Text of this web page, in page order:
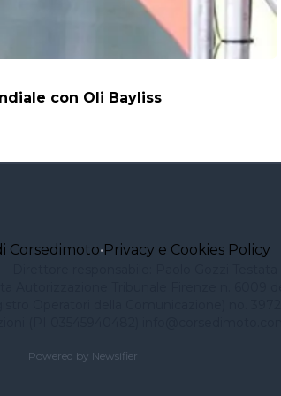
con Oli Bayliss
Corsedimoto•Privacy e Cookies Policy
Powered by Newsifier